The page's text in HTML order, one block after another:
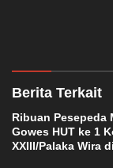
Berita Terkait
Ribuan Pesepeda
Gowes HUT ke 1
XXIII/Palaka Wira